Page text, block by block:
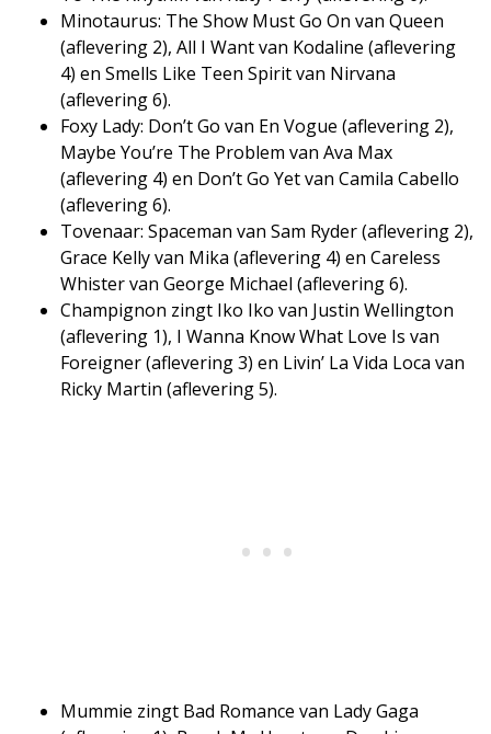
Minotaurus: The Show Must Go On van Queen
(aflevering 2), All I Want van Kodaline (aflevering
4) en Smells Like Teen Spirit van Nirvana
(aflevering 6).
Foxy Lady: Don’t Go van En Vogue (aflevering 2),
Maybe You’re The Problem van Ava Max
(aflevering 4) en Don’t Go Yet van Camila Cabello
(aflevering 6).
Tovenaar: Spaceman van Sam Ryder (aflevering 2),
Grace Kelly van Mika (aflevering 4) en Careless
Whister van George Michael (aflevering 6).
Champignon zingt Iko Iko van Justin Wellington
(aflevering 1), I Wanna Know What Love Is van
Foreigner (aflevering 3) en Livin’ La Vida Loca van
Ricky Martin (aflevering 5).
​Mummie zingt Bad Romance van Lady Gaga